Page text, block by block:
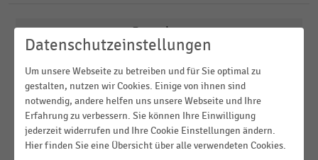
Branchen
Apotheken
Arbeitsmarkt
Augenoptiker
Veröffentlichungsdatum
2026
2025
2024
Region
Datenschutzeinstellungen
Um unsere Webseite zu betreiben und für Sie optimal zu
gestalten, nutzen wir Cookies. Einige von ihnen sind
notwendig, andere helfen uns unsere Webseite und Ihre
Erfahrung zu verbessern. Sie können Ihre Einwilligung
jederzeit widerrufen und Ihre Cookie Einstellungen ändern.
Hier finden Sie eine Übersicht über alle verwendeten Cookies.